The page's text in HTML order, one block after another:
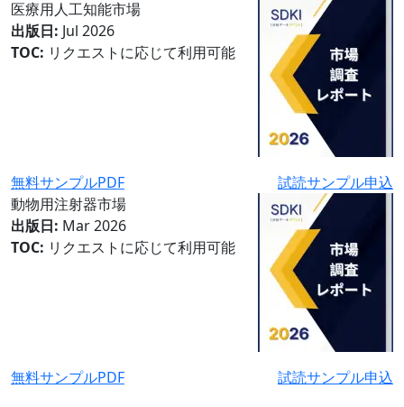
医療用人工知能市場
出版日: Jul 2026
TOC: リクエストに応じて利用可能
無料サンプルPDF
試読サンプル申込
動物用注射器市場
出版日: Mar 2026
TOC: リクエストに応じて利用可能
無料サンプルPDF 試読サンプル申込